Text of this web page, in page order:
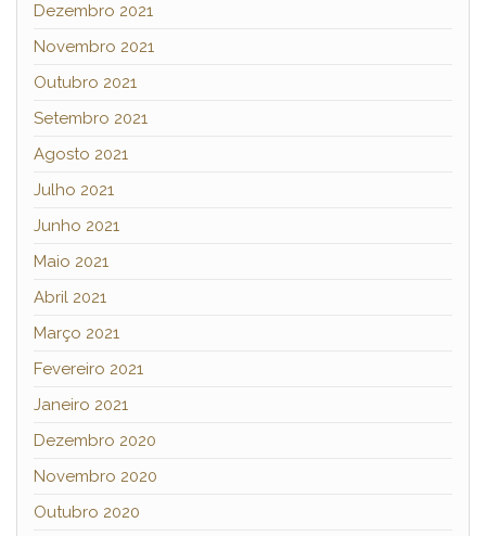
Dezembro 2021
Novembro 2021
Outubro 2021
Setembro 2021
Agosto 2021
Julho 2021
Junho 2021
Maio 2021
Abril 2021
Março 2021
Fevereiro 2021
Janeiro 2021
Dezembro 2020
Novembro 2020
Outubro 2020